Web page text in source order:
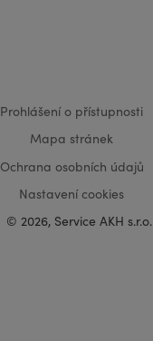
Prohlášení o přístupnosti
Mapa stránek
Ochrana osobních údajů
Nastavení cookies
© 2026, Service AKH s.r.o.